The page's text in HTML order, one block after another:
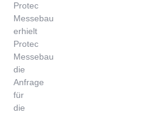
Protec
Messebau
erhielt
Protec
Messebau
die
Anfrage
für
die